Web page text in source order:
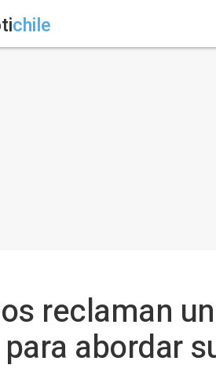
chile
reclaman
abordar